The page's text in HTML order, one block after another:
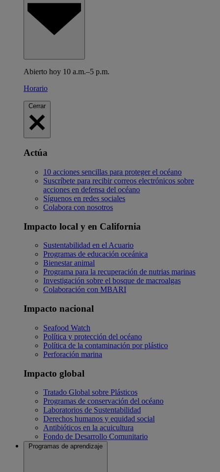
Abierto hoy 10 a.m.–5 p.m.
Horario
Cerrar
Actúa
10 acciones sencillas para proteger el océano
Suscríbete para recibir correos electrónicos sobre
acciones en defensa del océano
Síguenos en redes sociales
Colabora con nosotros
Impacto local y en California
Sustentabilidad en el Acuario
Programas de educación oceánica
Bienestar animal
Programa para la recuperación de nutrias marinas
Investigación sobre el bosque de macroalgas
Colaboración con MBARI
Impacto nacional
Seafood Watch
Política y protección del océano
Política de la contaminación por plástico
Perforación marina
Impacto global
Tratado Global sobre Plásticos
Programas de conservación del océano
Laboratorios de Sustentabilidad
Derechos humanos y equidad social
Antibióticos en la acuicultura
Fondo de Desarrollo Comunitario
Programas de aprendizaje